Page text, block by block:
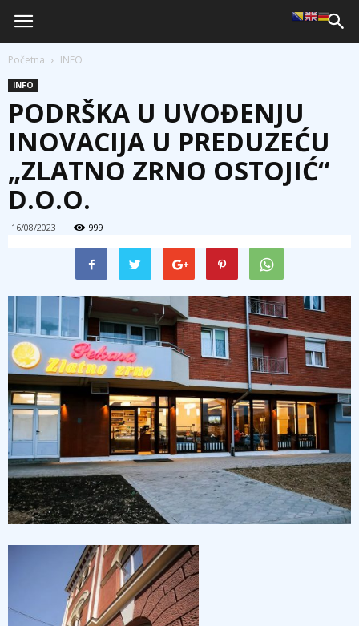
Početna INFO
INFO
PODRŠKA U UVOĐENJU
INOVACIJA U PREDUZEĆU
„ZLATNO ZRNO OSTOJIĆ“
D.O.O.
16/08/2023 999